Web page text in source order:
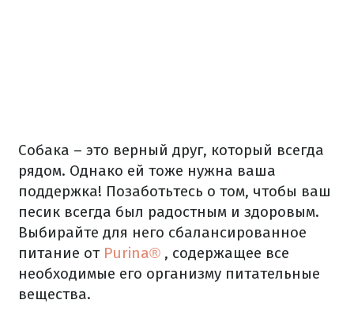
Собака – это верный друг, который всегда
рядом. Однако ей тоже нужна ваша
поддержка! Позаботьтесь о том, чтобы ваш
песик всегда был радостным и здоровым.
Выбирайте для него сбалансированное
питание от Purina® , содержащее все
необходимые его организму питательные
вещества.